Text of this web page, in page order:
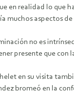
en realidad lo
muchos aspectos
no es
presente que con
en su visita
bromeó en la